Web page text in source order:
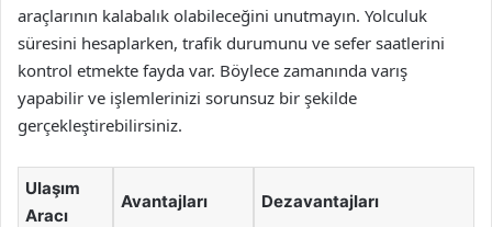
araçlarının kalabalık olabileceğini unutmayın. Yolculuk
süresini hesaplarken, trafik durumunu ve sefer saatlerini
kontrol etmekte fayda var. Böylece zamanında varış
yapabilir ve işlemlerinizi sorunsuz bir şekilde
gerçekleştirebilirsiniz.
Ulaşım
Aracı
Avantajları Dezavantajları